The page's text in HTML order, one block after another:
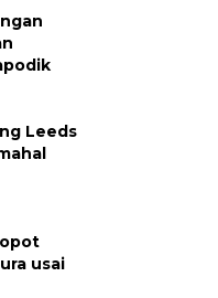
Leeds
usai